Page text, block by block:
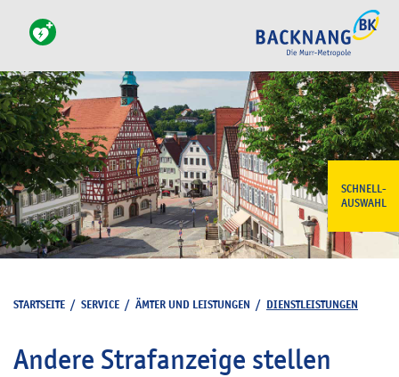
SCHNELL-
AUSWAHL
STARTSEITE / SERVICE / ÄMTER UND LEISTUNGEN / DIENSTLEISTUNGEN
Andere Strafanzeige stellen